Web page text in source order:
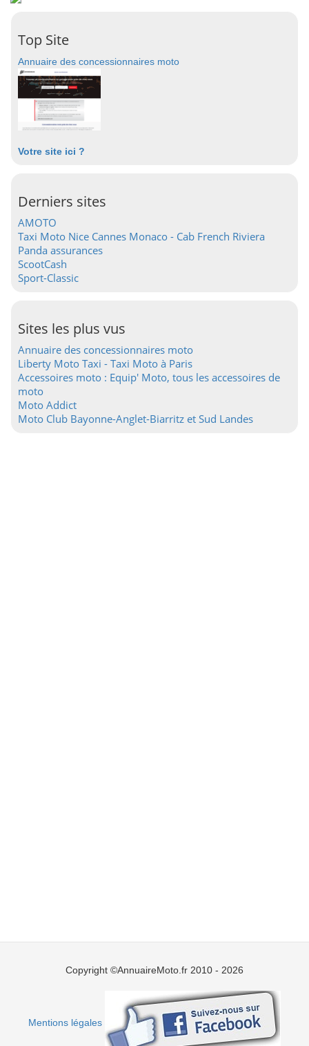
Top Site
Annuaire des concessionnaires moto
Votre site ici ?
Derniers sites
AMOTO
Taxi Moto Nice Cannes Monaco - Cab French Riviera
Panda assurances
ScootCash
Sport-Classic
Sites les plus vus
Annuaire des concessionnaires moto
Liberty Moto Taxi - Taxi Moto à Paris
Accessoires moto : Equip' Moto, tous les accessoires de
moto
Moto Addict
Moto Club Bayonne-Anglet-Biarritz et Sud Landes
Copyright ©AnnuaireMoto.fr 2010 - 2026
Mentions légales